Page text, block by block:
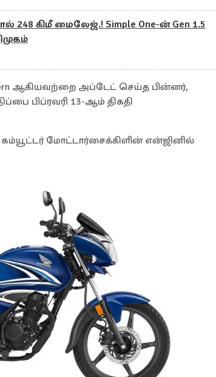
248 கிமீ மைலேஜ்.! Simple One-ன் Gen 1.5
ஆகியவற்றை அப்டேட் செய்த பின்னர்,
பிப்ரவரி 13-ஆம் திகதி
கம்யூட்டர் மோட்டார்சைக்கிளின் என்ஜினில்